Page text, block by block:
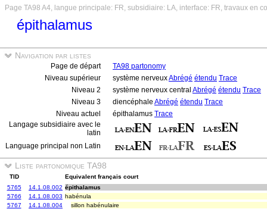
Page TA98 A4, langue principale: FR, subsidiaire: LA, interface: FR, travaux en
épithalamus
Navigation par listes
Page de départ
TA98 partonomy
Niveau supérieur
système nerveuxAbrégé étendu Trace
Niveau 2
système nerveux central Abrégé étendu Trace
Niveau 3
diencéphale Abrégé étendu Trace
Niveau actuel
épithalamus Trace
Langage subsidiaire avec le
latin
Language principal non Latin
Liste partonomique TA98
TID
Equivalent français court
5765
14.1.08.002 épithalamus
5766
14.1.08.003 habénula
5767
14.1.08.004
sillon habénulaire